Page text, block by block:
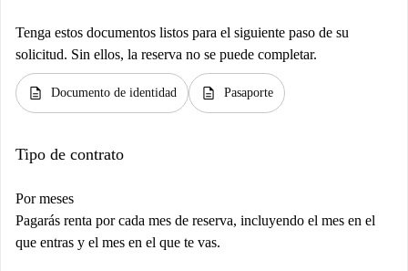
Tenga estos documentos listos para el siguiente paso de su
solicitud. Sin ellos, la reserva no se puede completar.
description Documento de identidad description Pasaporte
Tipo de contrato
Por meses
Pagarás renta por cada mes de reserva, incluyendo el mes en el
que entras y el mes en el que te vas.